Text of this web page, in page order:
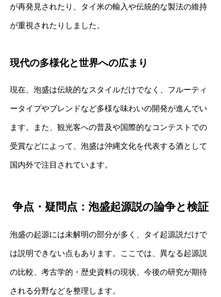
が再発見されたり、タイ米の輸入や伝統的な製法の維持
が重視されたりしました。
現代の多様化と世界への広まり
現在、泡盛は伝統的なスタイルだけでなく、フルーティ
ータイプやブレンドなど多様な味わいの開発が進んでい
ます。また、観光客への普及や国際的なコンテストでの
受賞などによって、泡盛は沖縄文化を代表する酒として
国内外で注目されています。
争点・疑問点：泡盛起源説の論争と検証
泡盛の起源には未解明の部分が多く、タイ起源説だけで
は説明できない点もあります。ここでは、異なる起源説
の比較、考古学的・歴史資料の現状、今後の研究が期待
される分野などを整理します。